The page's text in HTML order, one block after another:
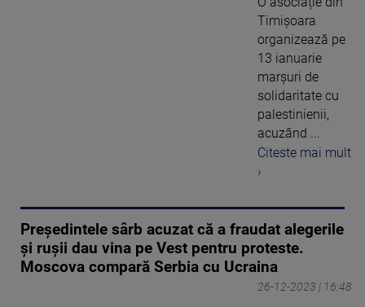
Timișoara
organizează pe
13 ianuarie
marșuri de
solidaritate cu
palestinienii,
acuzând ...
Citeste mai mult
›
Președintele sârb acuzat că a fraudat alegerile
și rușii dau vina pe Vest pentru proteste.
Moscova compară Serbia cu Ucraina
26-12-2023 | 16:48